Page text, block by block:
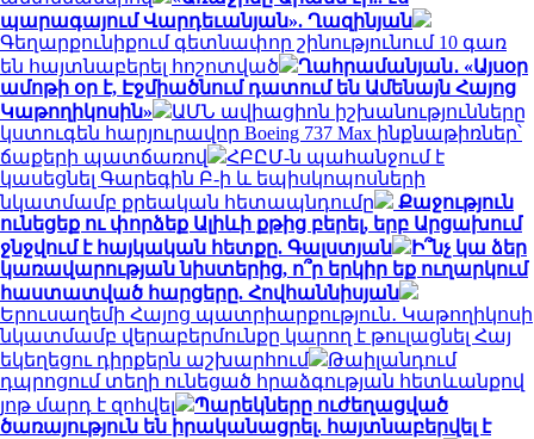
պարագայում Վարդեւանյան». Ղազինյան
Գեղարքունիքում գետնափոր շինությունում 10 գառ
են հայտնաբերել հոշոտված
Ղահրամանյան․ «Այսօր
ամոթի օր է, Էջմիածնում դատում են Ամենայն Հայոց
Կաթողիկոսին»
ԱՄՆ ավիացիոն իշխանությունները
կստուգեն հարյուրավոր Boeing 737 Max ինքնաթիռներ՝
ճաքերի պատճառով
ՀԲԸՄ-ն պահանջում է
կասեցնել Գարեգին Բ-ի և եպիսկոպոսների
նկատմամբ քրեական հետապնդումը
Քաջություն
ունեցեք ու փորձեք Ալիևի քթից բերել, երբ Արցախում
ջնջվում է հայկական հետքը. Գալստյան
Ի՞նչ կա ձեր
կառավարության նիստերից, ո՞ր երկիր եք ուղարկում
հաստատված հարցերը. Հովհաննիսյան
Երուսաղեմի Հայոց պատրիարքություն․ Կաթողիկոսի
նկատմամբ վերաբերմունքը կարող է թուլացնել Հայ
եկեղեցու դիրքերն աշխարհում
Թաիլանդում
դպրոցում տեղի ունեցած հրաձգության հետևանքով
յոթ մարդ է զոհվել
Պարեկները ուժեղացված
ծառայություն են իրականացրել. հայտնաբերվել է